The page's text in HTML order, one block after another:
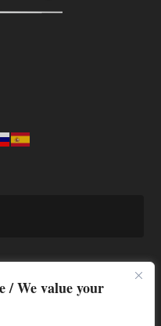
/ We value your